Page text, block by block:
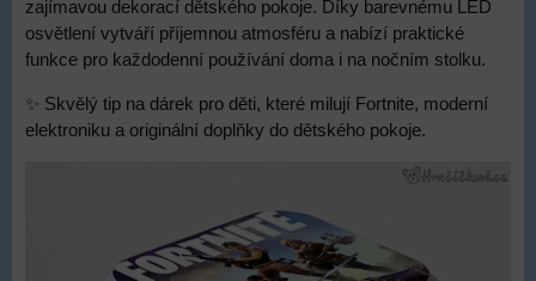
zajímavou dekorací dětského pokoje. Díky barevnému LED
osvětlení vytváří příjemnou atmosféru a nabízí praktické
funkce pro každodenní používání doma i na nočním stolku.
✨ Skvělý tip na dárek pro děti, které milují Fortnite, moderní
elektroniku a originální doplňky do dětského pokoje.